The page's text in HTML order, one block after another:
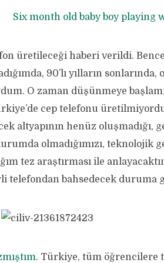
üretileceği haberi verildi.
90’lı yılların
O zaman düşünmeye
cep telefonu
altyapının henüz
olmadığımızı, teknolojik
tez araştırması ile
telefondan bahsedecek duruma
Türkiye, tüm öğrencilere